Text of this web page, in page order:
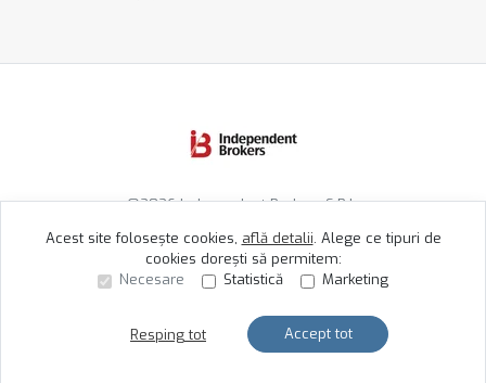
Sună acum Solicită vizionare
©2026Independent Brokers S.R.L.
Site creat în
Acest site folosește cookies, află detalii. Alege ce tipuri de
cookies dorești să permitem:
Necesare
Statistică Marketing
Resping tot Accept tot